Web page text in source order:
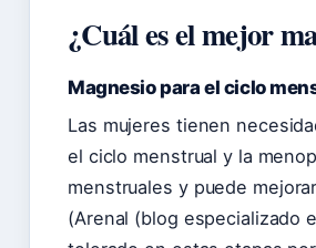
¿Cuál es el mejor
Magnesio para el ciclo
Las mujeres tienen
el ciclo menstrual y la
menstruales y puede
(Arenal (blog especializado